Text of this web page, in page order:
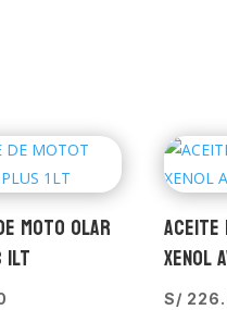
MOTO OLAR ACEITE
XENOL
S/